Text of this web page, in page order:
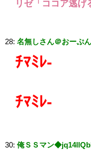
リゼ「ココア逃げ
28: 名無しさん＠おーぷん
ﾁﾏﾐﾚ-
ﾁﾏﾐﾚ-
30: 俺ＳＳマン